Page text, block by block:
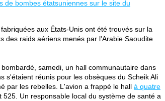
aux États-Unis ont été trouvés sur la
des raids aériens menés par l'Arabie Saoudite
samedi, un hall communautaire dans
s'étaient réunis pour les obsèques du Scheik Ali
par les rebelles. L'avion a frappé le hall à quatre
Un responsable local du système de santé a